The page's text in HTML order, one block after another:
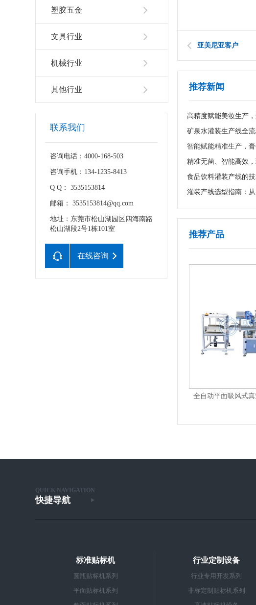
塑胶五金
文具行业
机械行业
其他行业
联系我们
咨询电话：4000-168-503
咨询手机：134-1235-8413
Q Q： 3535153814
邮箱： 3535153814@qq.com
地址：东莞市松山湖园区四海南路
松山湖段2号1栋101室
在线咨询
亚美尼亚客户
推荐新闻
高精度赋能美妆生产
食品饮料灌装产线的
灌装产线选型指南：
推荐产品
全自动平面贴标机Ai版 AS-P01Ai-Plus 全自
QUICK NAVIGATION
快捷导航
标准贴标机
圆瓶贴标机系列
平面贴标机系列
行业定制设备
行业专用开发系列
非标定制贴标机系列